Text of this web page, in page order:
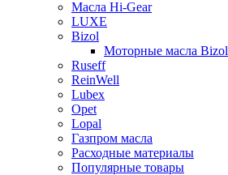
Масла Hi-Gear
LUXE
Bizol
Моторные масла Bizol
Ruseff
ReinWell
Lubex
Opet
Lopal
Газпром масла
Расходные материалы
Популярные товары